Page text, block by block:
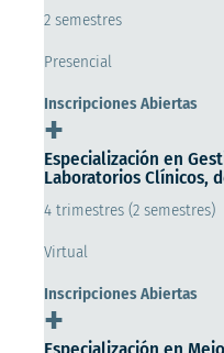
2 semestres
Presencial
Inscripciones Abiertas
+
Especialización en
Laboratorios Clínicos,
4 trimestres (2 semestres)
Virtual
Inscripciones Abiertas
+